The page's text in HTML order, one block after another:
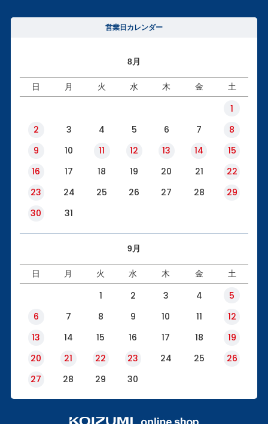
営業日カレンダー
8月
日 月 火 水 木 金 土
1
2
3 4 5 6 7
8
9
10 11 12 13 14
15
16
17 18 19 20 21
22
23
24 25 26 27 28
29
30
31
9月
日 月 火 水 木 金 土
1 2 3 4
5
6
7 8 9 10 11
12
13
14 15 16 17 18
19
20
21 22 23 24 25
26
27
28 29 30